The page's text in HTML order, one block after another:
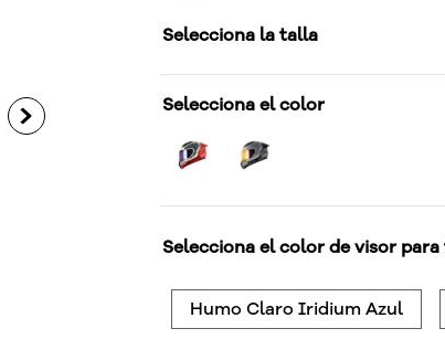
Selecciona el color
Selecciona la talla
Selecciona el color de visor
Humo Claro Iridium Azul